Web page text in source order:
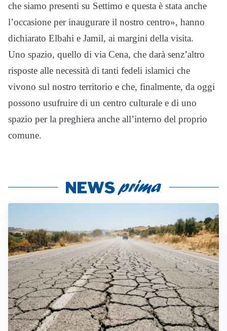
che siamo presenti su Settimo e questa è stata anche
l’occasione per inaugurare il nostro centro», hanno
dichiarato Elbahi e Jamil, ai margini della visita.
Uno spazio, quello di via Cena, che darà senz’altro
risposte alle necessità di tanti fedeli islamici che
vivono sul nostro territorio e che, finalmente, da oggi
possono usufruire di un centro culturale e di uno
spazio per la preghiera anche all’interno del proprio
comune.